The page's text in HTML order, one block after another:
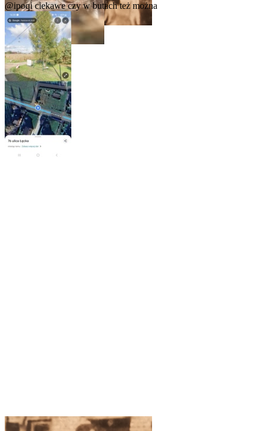
@ipoqiciekawe czy w butach też można